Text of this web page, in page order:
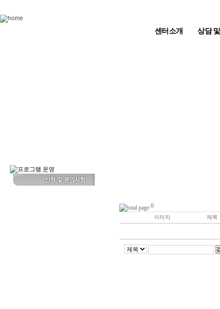
센터소개 상담
0
이미지 제목